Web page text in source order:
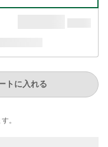
トに入れる
。